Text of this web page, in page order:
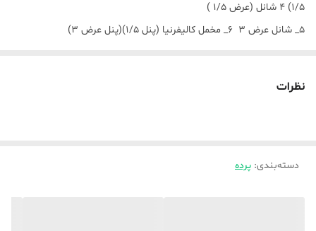
۱/۵) ۴ شانل (عرض ۱/۵ )
۵_ شانل عرض ۳ ۶_ مخمل کالیفرنیا (پنل ۱/۵)(پنل عرض ۳)
غیر اینصورت پیشفرض ارتفاع ۳ متر در نظر گرفته میشو‌د ✅✅
نظرات
دسته‌بندی: پرده